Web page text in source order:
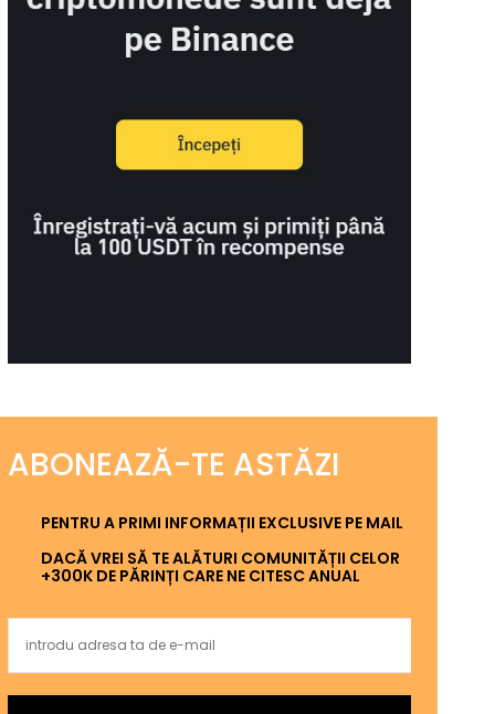
ABONEAZĂ-TE ASTĂZI
PENTRU A PRIMI INFORMAȚII EXCLUSIVE PE MAIL
DACĂ VREI SĂ TE ALĂTURI COMUNITĂȚII CELOR
+300K DE PĂRINȚI CARE NE CITESC ANUAL